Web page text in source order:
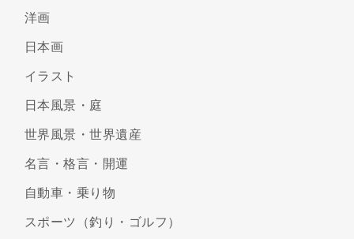
洋画
日本画
イラスト
日本風景・庭
世界風景・世界遺産
名言・格言・開運
自動車・乗り物
スポーツ（釣り・ゴルフ）